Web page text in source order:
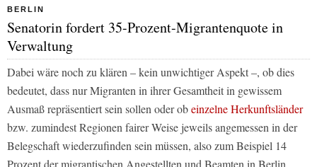
BERLIN
Senatorin fordert 35-Prozent-Migrantenquote in
Verwaltung
Dabei wäre noch zu klären – kein unwichtiger Aspekt –, ob dies
bedeutet, dass nur Migranten in ihrer Gesamtheit in gewissem
Ausmaß repräsentiert sein sollen oder obeinzelne Herkunftsländer
bzw. zumindest Regionen fairer Weise jeweils angemessen in der
Belegschaft wiederzufinden sein müssen, also zum Beispiel 14